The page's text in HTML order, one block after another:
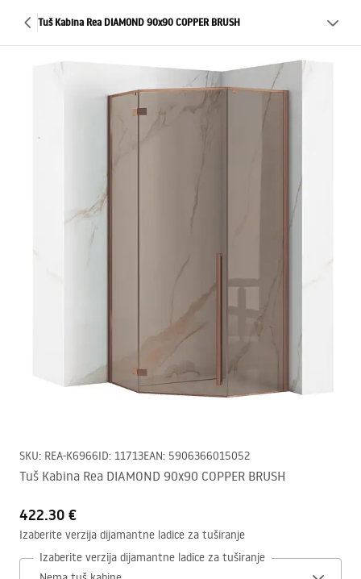
Tuš Kabina Rea DIAMOND 90x90 COPPER BRUSH
SKU: REA-K6966ID: 11713EAN: 5906366015052
Tuš Kabina Rea DIAMOND 90x90 COPPER BRUSH
422.30 €
Izaberite verzija dijamantne ladice za tuširanje
Izaberite verzija dijamantne ladice za tuširanje